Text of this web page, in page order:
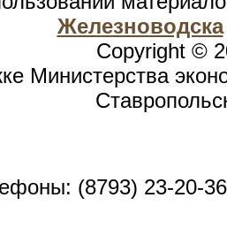
Железноводска
Copyright ©
Министерства
(8793) 23-20-